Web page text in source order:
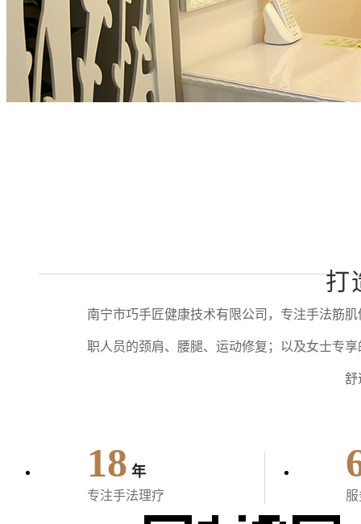
打
南宁市巧手匠健康技术有限公司，专注手法筋
职人员的颈肩、腰腿、运动修复；以及女士专
舒
18 年
专注手法理疗